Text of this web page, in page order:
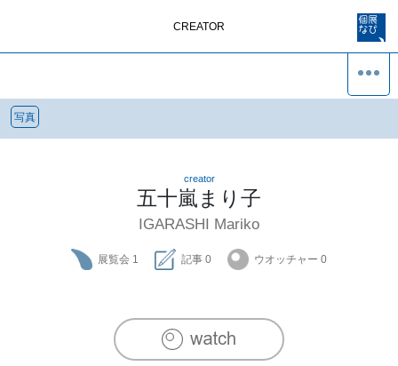
CREATOR
写真
creator
五十嵐まり子
IGARASHI Mariko
展覧会 1 記事 0 ウオッチャー 0